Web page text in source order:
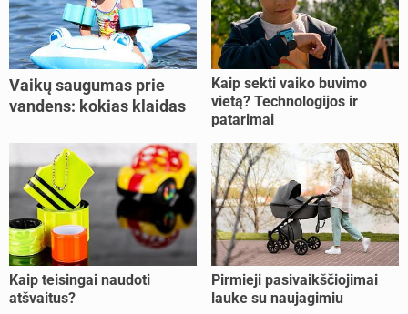
Vaikų saugumas prie
vandens: kokias klaidas
Kaip sekti vaiko buvimo
vietą? Technologijos ir
patarimai
Kaip teisingai naudoti
atšvaitus?
Pirmieji pasivaikščiojimai
lauke su naujagimiu